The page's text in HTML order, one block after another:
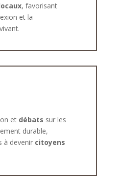
, favorisant
et la
et débats sur les
durable,
à devenir citoyens